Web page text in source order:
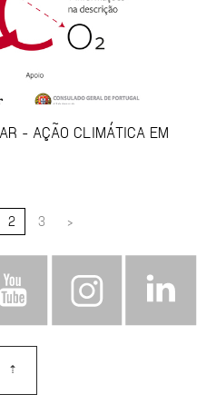
- AÇÃO CLIMÁTICA EM
2 3 >
⇡